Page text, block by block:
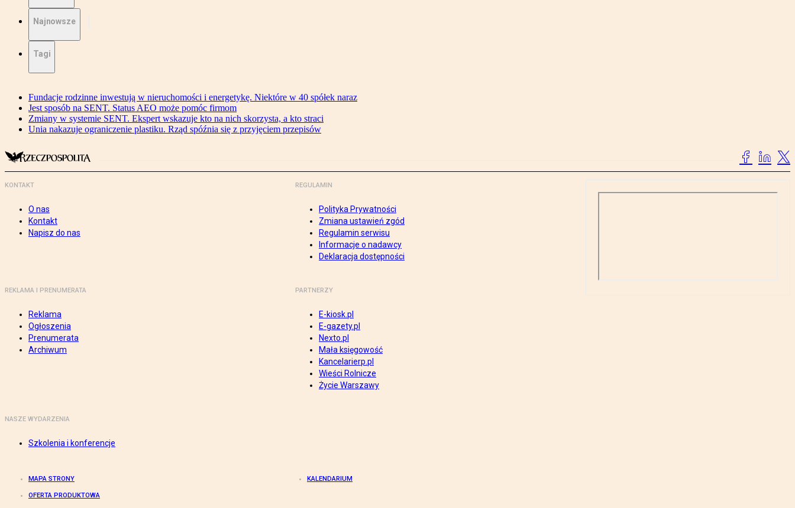
Najnowsze
Tagi
Fundacje rodzinne inwestują w nieruchomości i energetykę. Niektóre w 40 spółek naraz
Jest sposób na SENT. Status AEO może pomóc firmom
Zmiany w systemie SENT. Ekspert wskazuje kto na nich skorzysta, a kto straci
Unia nakazuje ograniczenie plastiku. Rząd spóźnia się z przyjęciem przepisów
KONTAKT
O nas
Kontakt
Napisz do nas
REGULAMIN
Polityka Prywatności
Zmiana ustawień zgód
Regulamin serwisu
Informacje o nadawcy
Deklaracja dostępności
REKLAMA I PRENUMERATA
Reklama
Ogłoszenia
Prenumerata
Archiwum
PARTNERZY
E-kiosk.pl
E-gazety.pl
Nexto.pl
Mała księgowość
Kancelarierp.pl
Wieści Rolnicze
Życie Warszawy
NASZE WYDARZENIA
Szkolenia i konferencje
MAPA STRONY KALENDARIUM
OFERTA PRODUKTOWA